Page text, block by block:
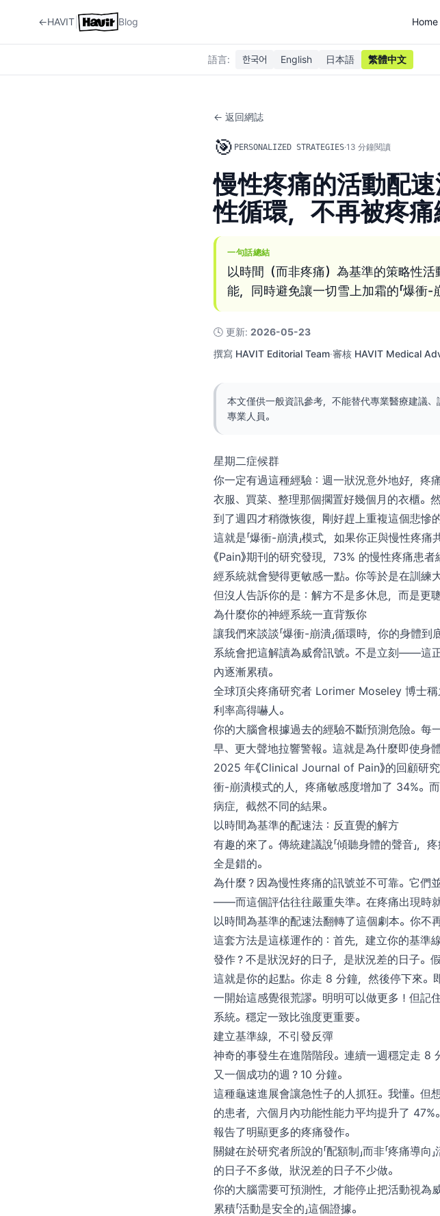
←HAVIT Blog Home
語言: 한국어 English 日本語 繁體中文
← 返回網誌
🎯 PERSONALIZED STRATEGIES·13 分鐘閱讀
慢性疼痛的活動配速
性循環，不再被疼
一句話總結
以時間（而非疼痛）為基準的策略性
能，同時避免讓一切雪上加霜的「爆衝-
🕓 更新: 2026-05-23
撰寫 HAVIT Editorial Team·審核 HAVIT Medical
本文僅供一般資訊參考，不能替代專業醫療建議
專業人員。
星期二症候群
你一定有過這種經驗：週一狀況意外地好，
衣服、買菜、整理那個擱置好幾個月的衣櫃。
到了週四才稍微恢復，剛好趕上重複這個悲慘的
這就是「爆衝-崩潰」模式，如果你正與慢性疼
《Pain》期刊的研究發現，73% 的慢性疼痛患
經系統就會變得更敏感一點。你等於是在訓練
但沒人告訴你的是：解方不是多休息，而是更
為什麼你的神經系統一直背叛你
讓我們來談談「爆衝-崩潰」循環時，你的身體
系統會把這解讀為威脅訊號。不是立刻——這
內逐漸累積。
全球頂尖疼痛研究者 Lorimer Moseley 博士稱
利率高得嚇人。
你的大腦會根據過去的經驗不斷預測危險。每
早、更大聲地拉響警報。這就是為什麼即使身
2025 年《Clinical Journal of Pain》的回顧研
衝-崩潰模式的人，疼痛敏感度增加了 34%。
病症，截然不同的結果。
以時間為基準的配速法：反直覺的解方
有趣的來了。傳統建議說「傾聽身體的聲音」
全是錯的。
為什麼？因為慢性疼痛的訊號並不可靠。它們
——而這個評估往往嚴重失準。在疼痛出現時
以時間為基準的配速法翻轉了這個劇本。你不
這套方法是這樣運作的：首先，建立你的基準
發作？不是狀況好的日子，是狀況差的日子。
這就是你的起點。你走 8 分鐘，然後停下來。
一開始這感覺很荒謬。明明可以做更多！但記
系統。穩定一致比強度更重要。
建立基準線，不引發反彈
神奇的事發生在進階階段。連續一週穩定走 8
又一個成功的週？10 分鐘。
這種龜速進展會讓急性子的人抓狂。我懂。但
的患者，六個月內功能性能力平均提升了
報告了明顯更多的疼痛發作。
關鍵在於研究者所說的「配額制」而非「疼痛導
的日子不多做，狀況差的日子不少做。
你的大腦需要可預測性，才能停止把活動視為
累積「活動是安全的」這個證據。